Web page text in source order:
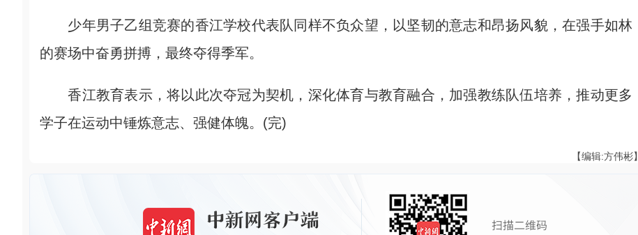
少年男子乙组竞赛的香江学校代表队同样不负众望，以坚韧的意志和昂扬风貌，在强手如林
的赛场中奋勇拼搏，最终夺得季军。
香江教育表示，将以此次夺冠为契机，深化体育与教育融合，加强教练队伍培养，推动更多
学子在运动中锤炼意志、强健体魄。(完)
【编辑:方伟彬】